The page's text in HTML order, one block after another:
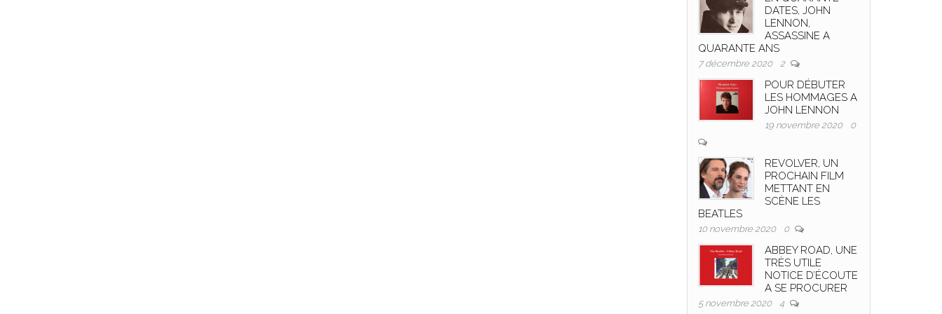
DATES, JOHN
LENNON,
ASSASSINE A
QUARANTE ANS
7 décembre 2020 2
POUR DÉBUTER
LES HOMMAGES A
JOHN LENNON
19 novembre 2020 0
REVOLVER, UN
PROCHAIN FILM
METTANT EN
SCÈNE LES
BEATLES
10 novembre 2020 0
ABBEY ROAD, UNE
TRÈS UTILE
NOTICE D’ÉCOUTE
A SE PROCURER
5 novembre 2020 4